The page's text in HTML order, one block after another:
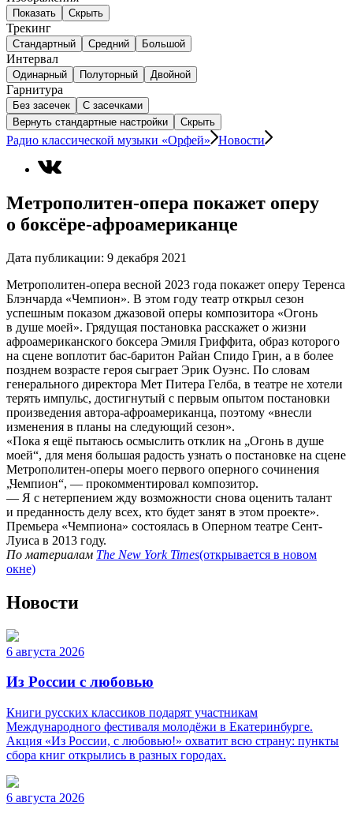
Показать Скрыть
Трекинг
Стандартный Средний Большой
Интервал
Одинарный Полуторный Двойной
Гарнитура
Без засечек
С засечками
Вернуть стандартные настройки
Скрыть
Радио классической музыки «Орфей» Новости
Метрополитен-опера покажет оперу
о боксёре-афроамериканце
Дата публикации: 9 декабря 2021
Метрополитен-опера весной 2023 года покажет оперу Теренса
Блэнчарда «Чемпион». В этом году театр открыл сезон
успешным показом джазовой оперы композитора «Огонь
в душе моей». Грядущая постановка расскажет о жизни
афроамериканского боксера Эмиля Гриффита, образ которого
на сцене воплотит бас-баритон Райан Спидо Грин, а в более
позднем возрасте героя сыграет Эрик Оуэнс. По словам
генерального директора Мет Питера Гелба, в театре не хотели
терять импульс, достигнутый с первым опытом постановки
произведения автора-афроамериканца, поэтому «внесли
изменения в планы на следующий сезон».
«Пока я ещё пытаюсь осмыслить отклик на „Огонь в душе
моей“, для меня большая радость узнать о постановке на сцене
Метрополитен-оперы моего первого оперного сочинения
„Чемпион“, — прокомментировал композитор.
— Я с нетерпением жду возможности снова оценить талант
и преданность делу всех, кто будет занят в этом проекте».
Премьера «Чемпиона» состоялась в Оперном театре Сент-
Луиса в 2013 году.
По материалам The New York Times(открывается в новом
окне)
Новости
6 августа 2026
Из России с любовью
Книги русских классиков подарят участникам
Международного фестиваля молодёжи в Екатеринбурге.
Акция «Из России, с любовью!» охватит всю страну: пункты
сбора книг открылись в разных городах.
6 августа 2026